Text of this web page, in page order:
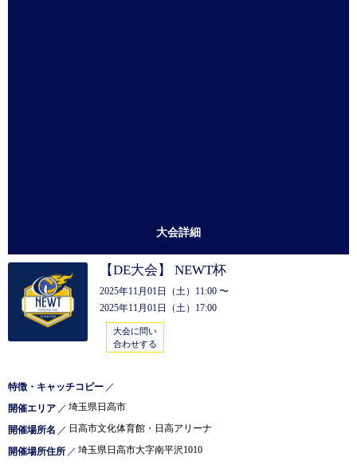
大会詳細
【DE大会】 NEWT杯
2025年11月01日（土）11:00 〜
2025年11月01日（土）17:00
大会に問い
合わせする
特徴・キャッチコピー ／
開催エリア ／ 埼玉県日高市
開催場所名 ／ 日高市文化体育館・日高アリーナ
開催場所住所 ／ 埼玉県日高市大字南平沢1010